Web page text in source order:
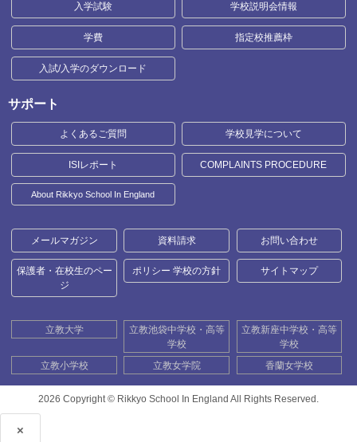
入学試験 学校説明会情報
学費 指定校推薦枠
入試/入学のダウンロード
サポート
よくあるご質問 学校見学について
ISIレポート COMPLAINTS PROCEDURE
About Rikkyo School In England
メールマガジン 資料請求 お問い合わせ
保護者・在校生のペー
ジ
ポリシー 学校の方針 サイトマップ
立教大学
立教池袋中学校・高等
学校
立教新座中学校・高等
学校
立教小学校
立教女学院 香蘭女学校
2026 Copyright © Rikkyo School In England All Rights Reserved.
×